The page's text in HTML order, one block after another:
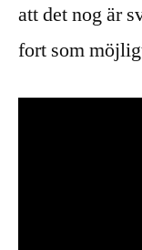
att det nog är
fort som